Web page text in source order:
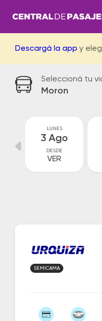
Descargá la app y
Seleccioná tu
Moron
LUNES
3 Ago
DESDE
VER
SEMICAMA